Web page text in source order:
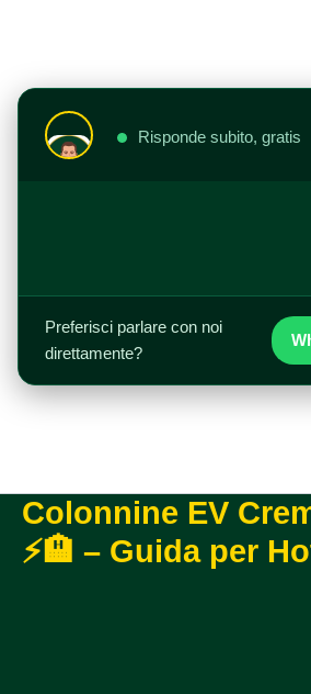
Risponde subito, gratis
Preferisci parlare con noi
direttamente?
Colonnine EV
⚡🏨 – Guida per